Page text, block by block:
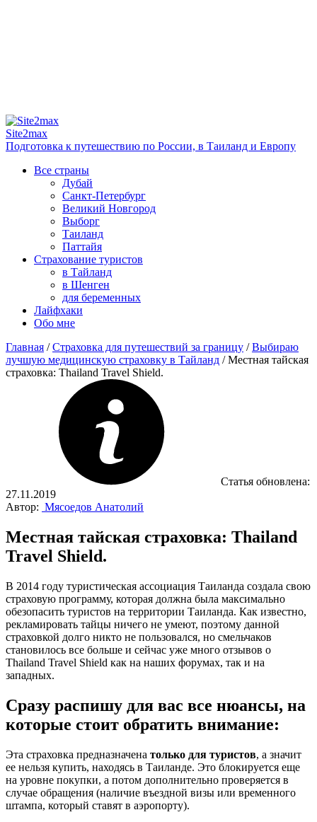
Site2max
Подготовка к путешествию по России, в Таиланд и Европу
Все страны
Дубай
Санкт-Петербург
Великий Новгород
Выборг
Таиланд
Паттайя
Страхование туристов
в Тайланд
в Шенген
для беременных
Лайфхаки
Обо мне
Главная / Страховка для путешествий за границу / Выбираю
лучшую медицинскую страховку в Тайланд / Местная тайская
страховка: Thailand Travel Shield.
Статья обновлена:
27.11.2019
Автор: Мясоедов Анатолий
Местная тайская страховка: Thailand
Travel Shield.
В 2014 году туристическая ассоциация Таиланда создала свою
страховую программу, которая должна была максимально
обезопасить туристов на территории Таиланда. Как известно,
рекламировать тайцы ничего не умеют, поэтому данной
страховкой долго никто не пользовался, но смельчаков
становилось все больше и сейчас уже много отзывов о
Thailand Travel Shield как на наших форумах, так и на
западных.
Сразу распишу для вас все нюансы, на
которые стоит обратить внимание:
Эта страховка предназначена только для туристов, а значит
ее нельзя купить, находясь в Таиланде. Это блокируется еще
на уровне покупки, а потом дополнительно проверяется в
случае обращения (наличие въездной визы или временного
штампа, который ставят в аэропорту).